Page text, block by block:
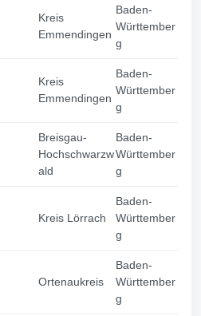
Kreis
Emmendingen
Baden-
Württember
g
Kreis
Emmendingen
Baden-
Württember
g
Breisgau-
Hochschwarzw
ald
Baden-
Württember
g
Kreis Lörrach
Baden-
Württember
g
Ortenaukreis
Baden-
Württember
g